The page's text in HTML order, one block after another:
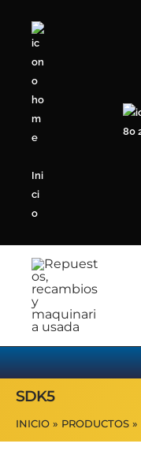
contenido
Ini
ci
o
80
SDK5
INICIO PRODUCTOS